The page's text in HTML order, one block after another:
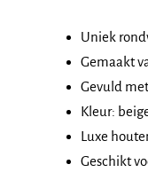
Uniek
Gemaakt
Gevuld
Kleur:
Luxe
Geschikt